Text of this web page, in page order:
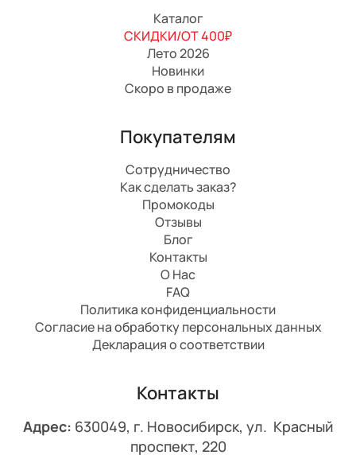
Каталог
СКИДКИ/ОТ 400₽
Лето 2026
Новинки
Скоро в продаже
Покупателям
Сотрудничество
Как сделать заказ?
Промокоды
Отзывы
Блог
Контакты
О Нас
FAQ
Политика конфиденциальности
Согласие на обработку персональных данных
Декларация о соответствии
Контакты
Адрес: 630049, г. Новосибирск, ул. Красный
проспект, 220